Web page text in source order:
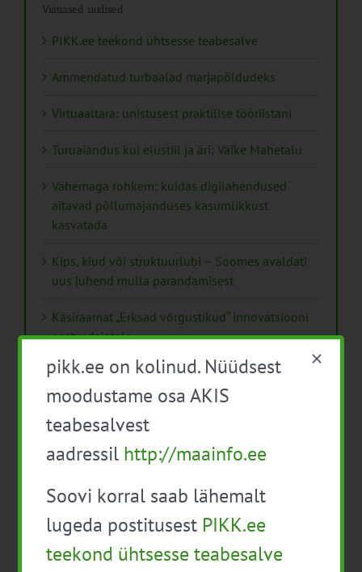
Viimased uudised
PIKK.ee teekond ühtsesse teabesalve
Ammendatud turbaalad marjapõldudeks
Virtuaaltara: unistusest praktilise tööriistani
Turuaiandus kui elustiil ja äri: Väike Mahetalu
Vähemaga rohkem: kuidas digilahendused
aitavad põllumajanduses kasumlikkust
kasvatada
Kips, kiud või struktuurlubi – Soomes avaldati
uus juhend mulla parandamisest
Käsiraamat „Erksad võrgustikud“ innovatsiooni
eestvedajatele
ESEE 2025 esitas pilgu “hea põllumehe”
kuvandile ja nõustaja rollile
Isikukaitsevahendid ja ohutusnõuded
taimekaitsetöödel
pikk.ee on kolinud. Nüüdsest
moodustame osa AKIS
teabesalvest
aadressil http://maainfo.ee
Soovi korral saab lähemalt
lugeda postitusest PIKK.ee
teekond ühtsesse teabesalve